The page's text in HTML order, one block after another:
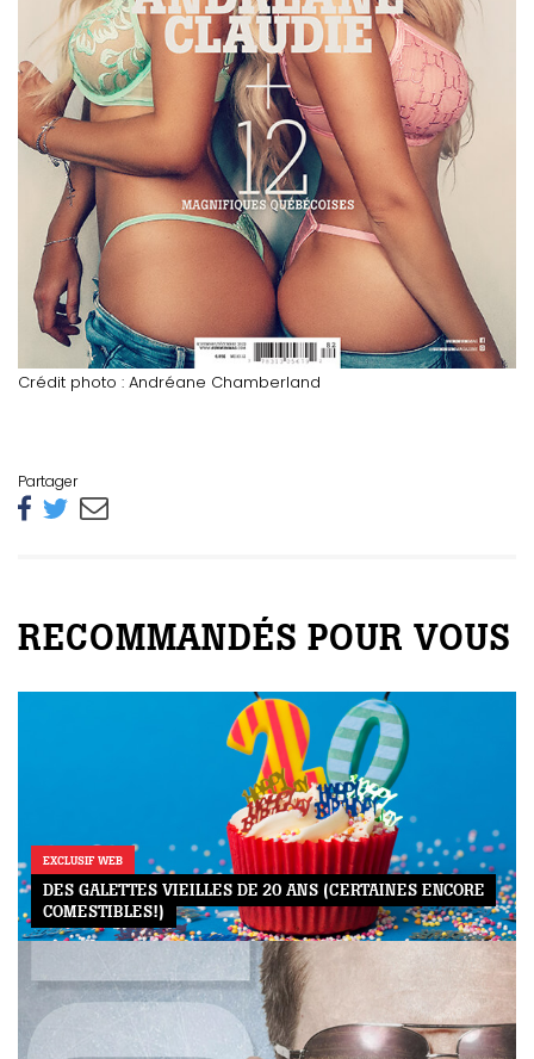
Crédit photo : Andréane Chamberland
Partager
RECOMMANDÉS POUR VOUS
EXCLUSIF WEB
DES GALETTES VIEILLES DE 20 ANS (CERTAINES ENCORE
COMESTIBLES!)